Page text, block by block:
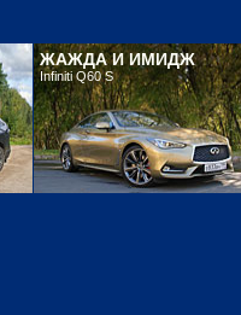
ЖАЖДА И ИМИДЖ
Infiniti Q60 S